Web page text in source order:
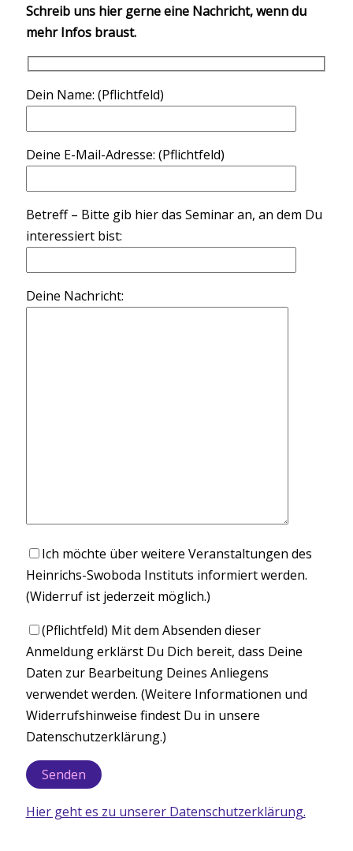
Schreib uns hier gerne eine Nachricht, wenn du
mehr Infos braust.
Dein Name: (Pflichtfeld)
Deine E-Mail-Adresse: (Pflichtfeld)
Betreff – Bitte gib hier das Seminar an, an dem Du
interessiert bist:
Deine Nachricht:
Ich möchte über weitere Veranstaltungen des
Heinrichs-Swoboda Instituts informiert werden.
(Widerruf ist jederzeit möglich.)
(Pflichtfeld) Mit dem Absenden dieser
Anmeldung erklärst Du Dich bereit, dass Deine
Daten zur Bearbeitung Deines Anliegens
verwendet werden. (Weitere Informationen und
Widerrufshinweise findest Du in unsere
Datenschutzerklärung.)
Bitte lasse dieses Feld leer.
Hier geht es zu unserer Datenschutzerklärung.